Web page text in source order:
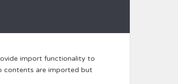
import functionality to
contents are imported but